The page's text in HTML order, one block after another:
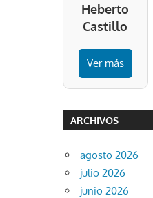
Heberto
Castillo
Ver más
ARCHIVOS
agosto 2026
julio 2026
junio 2026